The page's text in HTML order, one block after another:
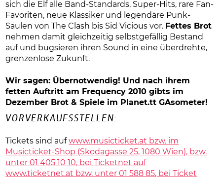
sich die Elf alle Band-Standards, Super-Hits, rare Fan-
Favoriten, neue Klassiker und legendäre Punk-
Säulen von The Clash bis Sid Vicious vor. Fettes Brot
nehmen damit gleichzeitig selbstgefällig Bestand
auf und bugsieren ihren Sound in eine überdrehte,
grenzenlose Zukunft.
Wir sagen: Übernotwendig! Und nach ihrem
fetten Auftritt am Frequency 2010 gibts im
Dezember Brot & Spiele im Planet.tt GAsometer!
VORVERKAUFSSTELLEN:
Tickets sind aufwww.musicticket.at bzw. im
Musicticket-Shop (Skodagasse 25, 1080 Wien), bzw.
unter 01 405 10 10, bei Ticketnet auf
www.ticketnet.at bzw. unter 01 588 85, bei Ticket